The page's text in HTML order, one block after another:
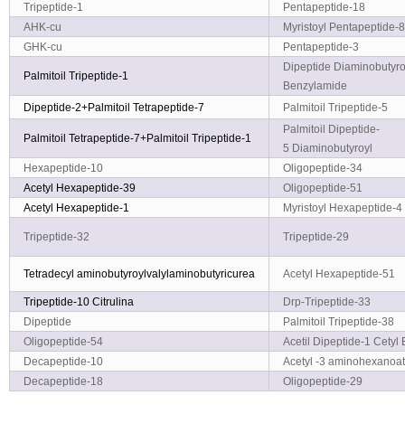
Tripeptide-1
Pentapeptide-18
AHK-cu
Myristoyl Pentapeptide-8
GHK-cu
Pentapeptide-3
Palmitoil Tripeptide-1
Dipeptide
Benzylamide
Dipeptide-2+Palmitoil Tetrapeptide-7 Palmitoil Tripeptide-5
Palmitoil Tetrapeptide-7+Palmitoil Tripeptide-1
Palmitoil Dipeptide-
5 Diaminobutyroyl
Hexapeptide-10
Oligopeptide-34
Acetyl Hexapeptide-39
Oligopeptide-51
Acetyl Hexapeptide-1 Myristoyl Hexapeptide-4
Tripeptide-32 Tripeptide-29
Tetradecyl aminobutyroylvalylaminobutyricurea Acetyl Hexapeptide-51
Tripeptide-10Citrulina
Drp-Tripeptide-33
Dipeptide
Palmitoil Tripeptide-38
Oligopeptide-54
Acetil Dipeptide-1 Cetyl
Decapeptide-10
Acetyl -3
Decapeptide-18
Oligopeptide-29